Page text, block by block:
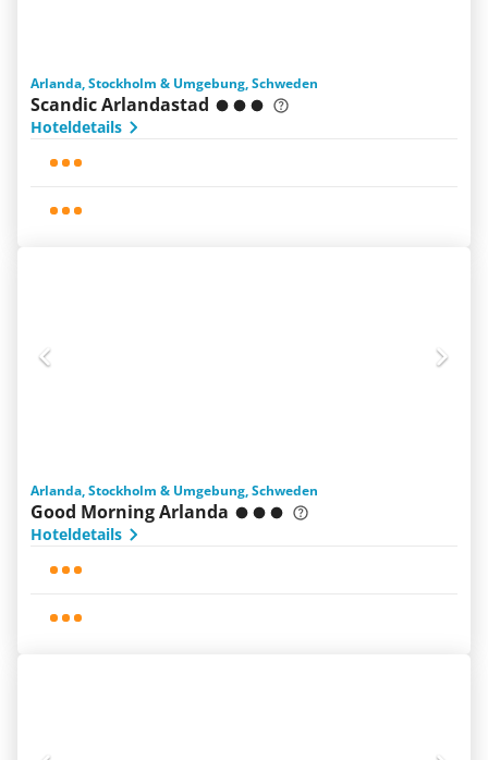
Arlanda, Stockholm & Umgebung, Schweden
Scandic Arlandastad
Hoteldetails
Arlanda, Stockholm & Umgebung, Schweden
Good Morning Arlanda
Hoteldetails